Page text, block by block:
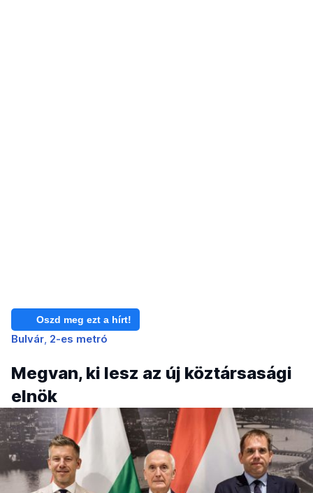
Oszd meg ezt a hírt!
Bulvár 2-es metró
Megvan, ki lesz az új köztársasági
elnök